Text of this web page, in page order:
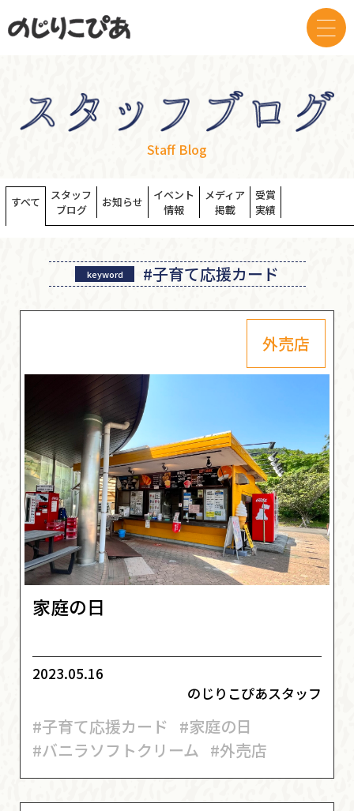
Staff Blog
すべて
スタッフ
ブログ
お知らせ
イベント
情報
メディア
掲載
受賞
実績
keyword #子育て応援カード
外売店
家庭の日
2023.05.16
のじりこぴあスタッフ
#子育て応援カード
#家庭の日
#バニラソフトクリーム #外売店